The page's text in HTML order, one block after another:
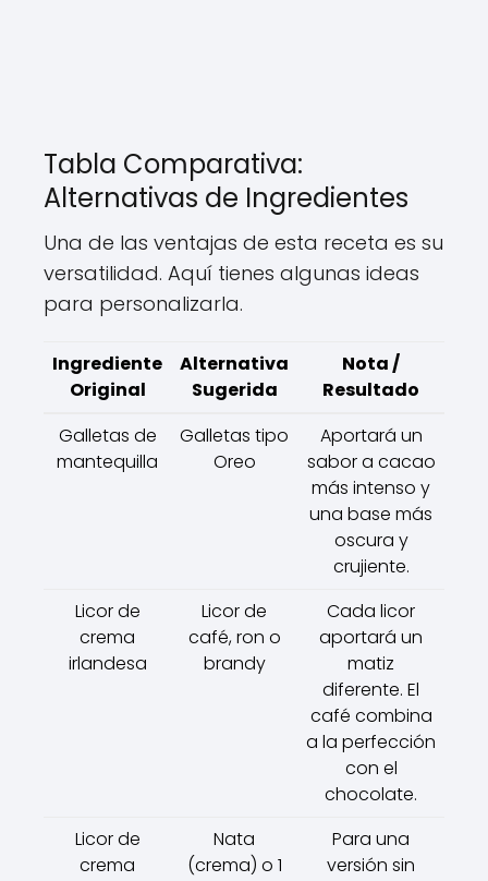
Tabla Comparativa:
Alternativas de Ingredientes
Una de las ventajas de esta receta es su
versatilidad. Aquí tienes algunas ideas
para personalizarla.
Ingrediente
Original
Alternativa
Sugerida
Nota /
Resultado
Galletas de
mantequilla
Galletas tipo
Oreo
Aportará un
sabor a cacao
más intenso y
una base más
oscura y
crujiente.
Licor de
crema
irlandesa
Licor de
café, ron o
brandy
Cada licor
aportará un
matiz
diferente. El
café combina
a la perfección
con el
chocolate.
Licor de
crema
Nata
(crema) o 1
Para una
versión sin